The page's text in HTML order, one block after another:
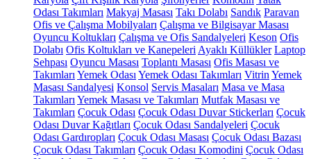
Odası Takımları Makyaj Masası Takı Dolabı Sandık Paravan
Ofis ve Çalışma Mobilyaları Çalışma ve Bilgisayar Masası
Oyuncu Koltukları Çalışma ve Ofis Sandalyeleri Keson Ofis
Dolabı Ofis Koltukları ve Kanepeleri Ayaklı Küllükler Laptop
Sehpası Oyuncu Masası Toplantı Masası Ofis Masası ve
Takımları Yemek Odası Yemek Odası Takımları Vitrin Yemek
Masası Sandalyesi Konsol Servis Masaları Masa ve Masa
Takımları Yemek Masası ve Takımları Mutfak Masası ve
Takımları Çocuk Odası Çocuk Odası Duvar Stickerları Çocuk
Odası Duvar Kağıtları Çocuk Odası Sandalyeleri Çocuk
Odası Gardıropları Çocuk Odası Masası Çocuk Odası Bazası
Çocuk Odası Takımları Çocuk Odası Komodini Çocuk Odası